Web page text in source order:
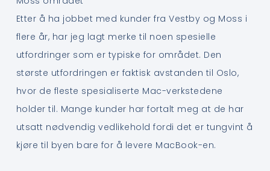
Etter å ha jobbet med kunder fra Vestby og Moss i
flere år, har jeg lagt merke til noen spesielle
utfordringer som er typiske for området. Den
største utfordringen er faktisk avstanden til Oslo,
hvor de fleste spesialiserte Mac-verkstedene
holder til. Mange kunder har fortalt meg at de har
utsatt nødvendig vedlikehold fordi det er tungvint å
kjøre til byen bare for å levere MacBook-en.